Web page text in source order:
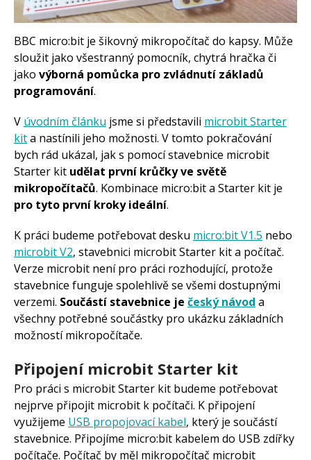
Začínáme s Arduinem
Tutoriály
Arduino projekty
Arduino s Massimem Banzim
Tinylab
Makeblock
Videa
Koupit
BBC micro:bit je šikovný mikropočítač do kapsy. Může
sloužit jako všestranný pomocník, chytrá hračka či
jako výborná pomůcka pro zvládnutí základů
programování.
V úvodním článku jsme si představili microbit Starter
kita nastínili jeho možnosti. V tomto pokračování
bych rád ukázal, jak s pomocí stavebnice microbit
Starter kit udělat první krůčky ve světě
mikropočítačů. Kombinace micro:bit a Starter kit je
pro tyto první kroky ideální.
K práci budeme potřebovat desku micro:bit V1.5 nebo
microbit V2, stavebnici microbit Starter kit a počítač.
Verze microbit není pro práci rozhodující, protože
stavebnice funguje spolehlivě se všemi dostupnými
verzemi. Součástí stavebnice je český návod a
všechny potřebné součástky pro ukázku základních
možností mikropočítače.
Připojení microbit Starter kit
Pro práci s microbit Starter kit budeme potřebovat
nejprve připojit microbit k počítači. K připojení
využijeme USB propojovací kabel, který je součástí
stavebnice. Připojíme micro:bit kabelem do USB zdířky
počítače. Počítač by měl mikropočítač microbit